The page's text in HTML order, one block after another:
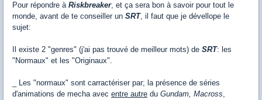
Pour répondre à Riskbreaker, et ça sera bon à savoir pour tout le
monde, avant de te conseiller un SRT, il faut que je dévellope le
sujet:
Il existe 2 "genres" (j'ai pas trouvé de meilleur mots) de SRT: les
"Normaux" et les "Originaux".
_ Les "normaux" sont carractériser par; la présence de séries
d'animations de mecha avec entre autre du Gundam, Macross,